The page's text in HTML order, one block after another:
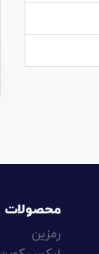
محصولات
رمزین